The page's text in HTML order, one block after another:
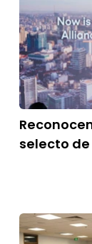
selecto de